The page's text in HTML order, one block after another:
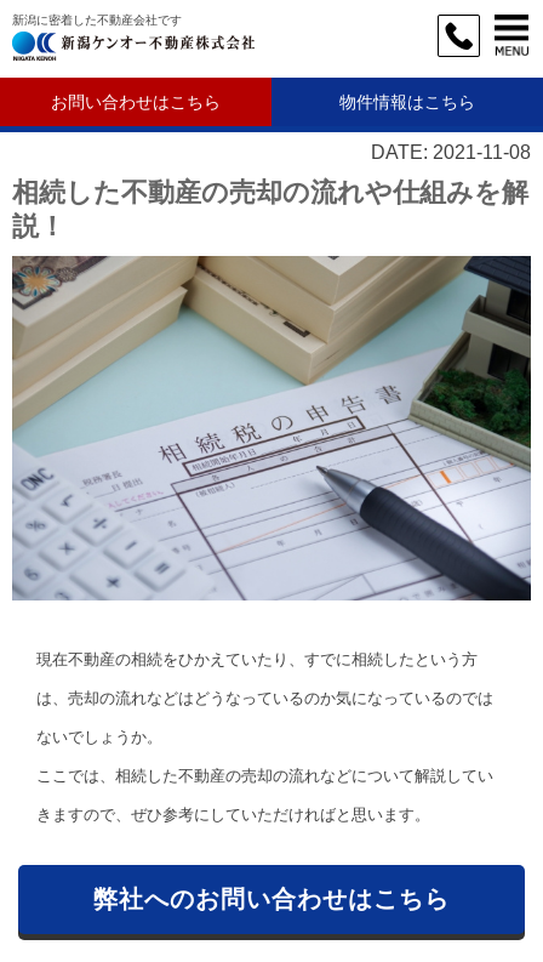
新潟に密着した不動産会社です
お問い合わせはこちら 物件情報はこちら
DATE: 2021-11-08
相続した不動産の売却の流れや仕組みを解
説！
現在不動産の相続をひかえていたり、すでに相続したという方
は、売却の流れなどはどうなっているのか気になっているのでは
ないでしょうか。
ここでは、相続した不動産の売却の流れなどについて解説してい
きますので、ぜひ参考にしていただければと思います。
弊社へのお問い合わせはこちら